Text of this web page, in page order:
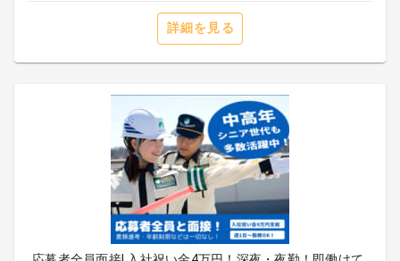
詳細を見る